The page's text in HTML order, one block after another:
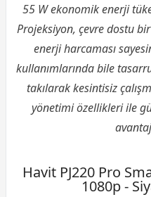
55 W ekonomik enerji
Projeksiyon, çevre dostu
enerji harcaması
kullanımlarında bile
takılarak kesintisiz
yönetimi özellikleri ile
Havit PJ220 Pro
1080p -